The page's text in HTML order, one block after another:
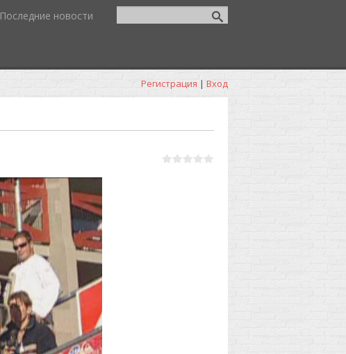
Последние новости
Регистрация | Вход